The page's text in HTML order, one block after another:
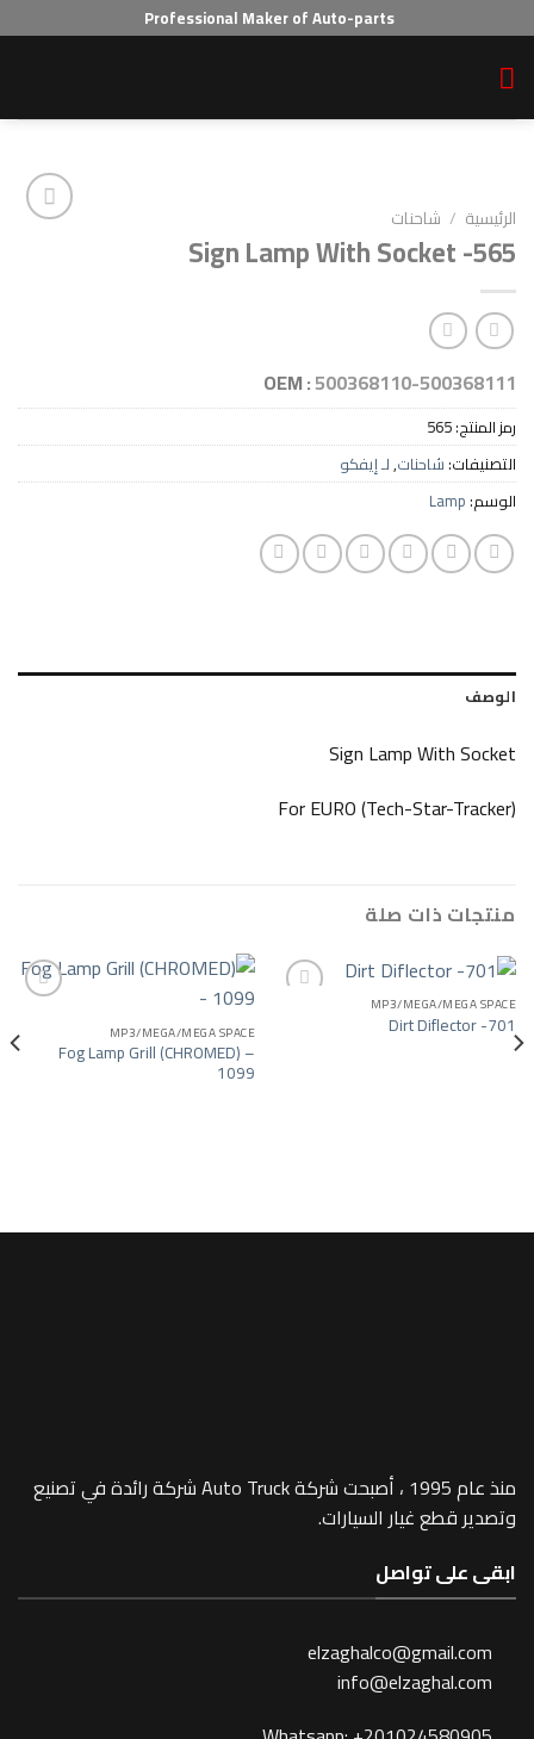
Professional Maker of Auto-parts
شاحنات
Sign Lamp With
OEM :500368110-
,لـ إيفكو
Sign Lamp
For EURO (Tech-
صلة
MP3/
Dirt
to wishlist MP3/MEGA/MEGA SPACE
Fog Lamp Grill (CHROMED) –
منذ عام 1995 ، أصبحت شركة Auto Truck شركة رائدة في تصنيع
غيار السيارات.
تواصل